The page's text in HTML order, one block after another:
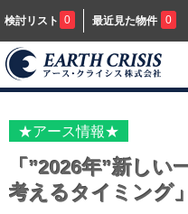
検討リスト 0 最近見た物件 0
★アース情報★
「”2026年”新し
考えるタイミング」